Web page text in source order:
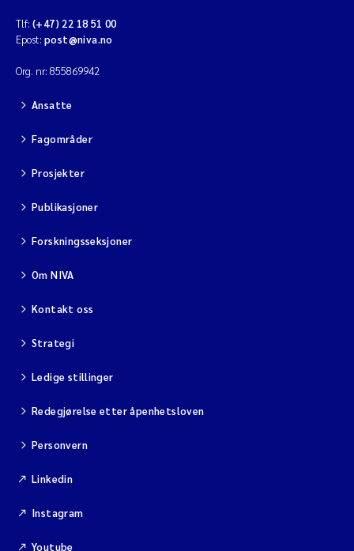
Inga Fløisand
Solrun Figenschau Skjellum
Marijana Stenrud Brkljacic
Ailbhe Lisette Macken
Leah Amber Jackson-Blake
Cathrine Brecke Gundersen
Marc Anglès d'Auriac
Anders Gjørwad Hagen
Jonas Persson
Tlf: (+47) 22 18 51 00
Epost: post@niva.no
Org. nr: 855869942
Ansatte
Fagområder
Prosjekter
Publikasjoner
Forskningsseksjoner
Om NIVA
Kontakt oss
Strategi
Ledige stillinger
Redegjørelse etter åpenhetsloven
Personvern
Linkedin
Instagram
Youtube